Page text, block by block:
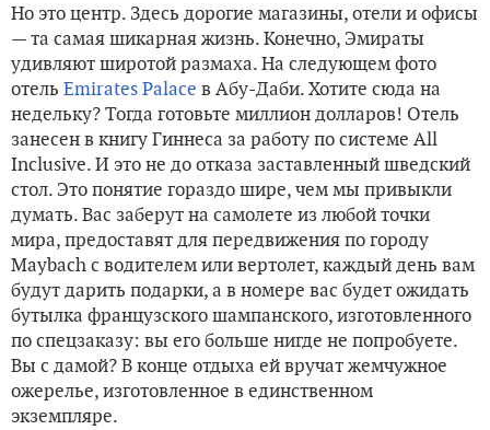
Но это центр. Здесь дорогие магазины, отели и офисы
— та самая шикарная жизнь. Конечно, Эмираты
удивляют широтой размаха. На следующем фото
отель Emirates Palace в Абу-Даби. Хотите сюда на
недельку? Тогда готовьте миллион долларов! Отель
занесен в книгу Гиннеса за работу по системе All
Inclusive. И это не до отказа заставленный шведский
стол. Это понятие гораздо шире, чем мы привыкли
думать. Вас заберут на самолете из любой точки
мира, предоставят для передвижения по городу
Maybach с водителем или вертолет, каждый день вам
будут дарить подарки, а в номере вас будет ожидать
бутылка французского шампанского, изготовленного
по спецзаказу: вы его больше нигде не попробуете.
Вы с дамой? В конце отдыха ей вручат жемчужное
ожерелье, изготовленное в единственном
экземпляре.